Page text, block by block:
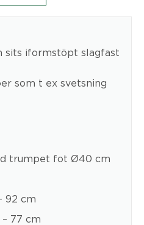
sits iformstöpt slagfast
som t ex svetsning
trumpet fot Ø40 cm
92 cm
77 cm